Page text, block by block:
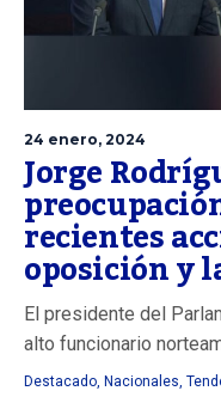
24 enero, 2024
Jorge
recientes
oposición y
El presidente del
alto funcionario
Destacado Nacionales